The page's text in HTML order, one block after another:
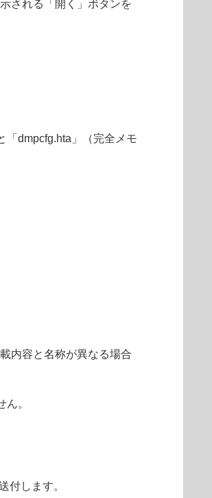
される「開く」ボタンを
「dmpcfg.hta」（完全メモ
内容と名称が異なる場合
。
付します。